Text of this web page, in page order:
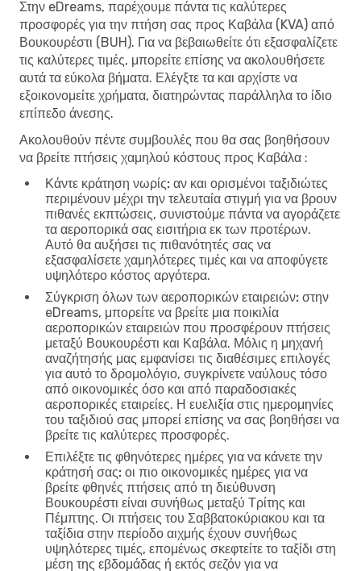
Στην eDreams, παρέχουμε πάντα τις καλύτερες
προσφορές για την πτήση σας προς Καβάλα (KVA) από
Βουκουρέστι (BUH). Για να βεβαιωθείτε ότι εξασφαλίζετε
τις καλύτερες τιμές, μπορείτε επίσης να ακολουθήσετε
αυτά τα εύκολα βήματα. Ελέγξτε τα και αρχίστε να
εξοικονομείτε χρήματα, διατηρώντας παράλληλα το ίδιο
επίπεδο άνεσης.
Ακολουθούν πέντε συμβουλές που θα σας βοηθήσουν
να βρείτε πτήσεις χαμηλού κόστους προς Καβάλα :
Κάντε κράτηση νωρίς: αν και ορισμένοι ταξιδιώτες
περιμένουν μέχρι την τελευταία στιγμή για να βρουν
πιθανές εκπτώσεις, συνιστούμε πάντα να αγοράζετε
τα αεροπορικά σας εισιτήρια εκ των προτέρων.
Αυτό θα αυξήσει τις πιθανότητές σας να
εξασφαλίσετε χαμηλότερες τιμές και να αποφύγετε
υψηλότερο κόστος αργότερα.
Σύγκριση όλων των αεροπορικών εταιρειών: στην
eDreams, μπορείτε να βρείτε μια ποικιλία
αεροπορικών εταιρειών που προσφέρουν πτήσεις
μεταξύ Βουκουρέστι και Καβάλα. Μόλις η μηχανή
αναζήτησής μας εμφανίσει τις διαθέσιμες επιλογές
για αυτό το δρομολόγιο, συγκρίνετε ναύλους τόσο
από οικονομικές όσο και από παραδοσιακές
αεροπορικές εταιρείες. Η ευελιξία στις ημερομηνίες
του ταξιδιού σας μπορεί επίσης να σας βοηθήσει να
βρείτε τις καλύτερες προσφορές.
Επιλέξτε τις φθηνότερες ημέρες για να κάνετε την
κράτησή σας: οι πιο οικονομικές ημέρες για να
βρείτε φθηνές πτήσεις από τη διεύθυνση
Βουκουρέστι είναι συνήθως μεταξύ Τρίτης και
Πέμπτης. Οι πτήσεις του Σαββατοκύριακου και τα
ταξίδια στην περίοδο αιχμής έχουν συνήθως
υψηλότερες τιμές, επομένως σκεφτείτε το ταξίδι στη
μέση της εβδομάδας ή εκτός σεζόν για να